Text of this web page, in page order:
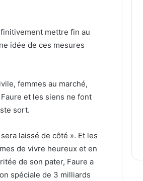
mettre fin au
idée de ces mesures
femmes au marché,
et les siens ne font
sort.
laissé de côté ». Et les
de vivre heureux et en
de son pater, Faure a
spéciale de 3 milliards